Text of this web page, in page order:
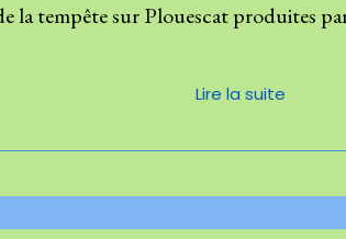
la tempête sur Plouescat produites
Lire la suite